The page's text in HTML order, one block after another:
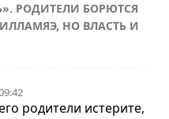
РОДИТЕЛИ БОРЮТСЯ
НО ВЛАСТЬ И
родители истерите,